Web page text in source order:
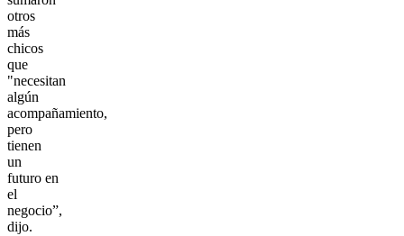
otros
más
chicos
que
"necesitan
algún
acompañamiento,
pero
tienen
un
futuro en
el
negocio”,
dijo.